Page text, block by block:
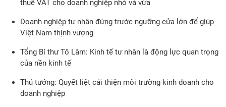
thuế VAT cho doanh nghiệp nhỏ và vừa
Doanh nghiệp tư nhân đứng trước ngưỡng cửa lớn để giúp
Việt Nam thịnh vượng
Tổng Bí thư Tô Lâm: Kinh tế tư nhân là động lực quan trọng
của nền kinh tế
Thủ tướng: Quyết liệt cải thiện môi trường kinh doanh cho
doanh nghiệp